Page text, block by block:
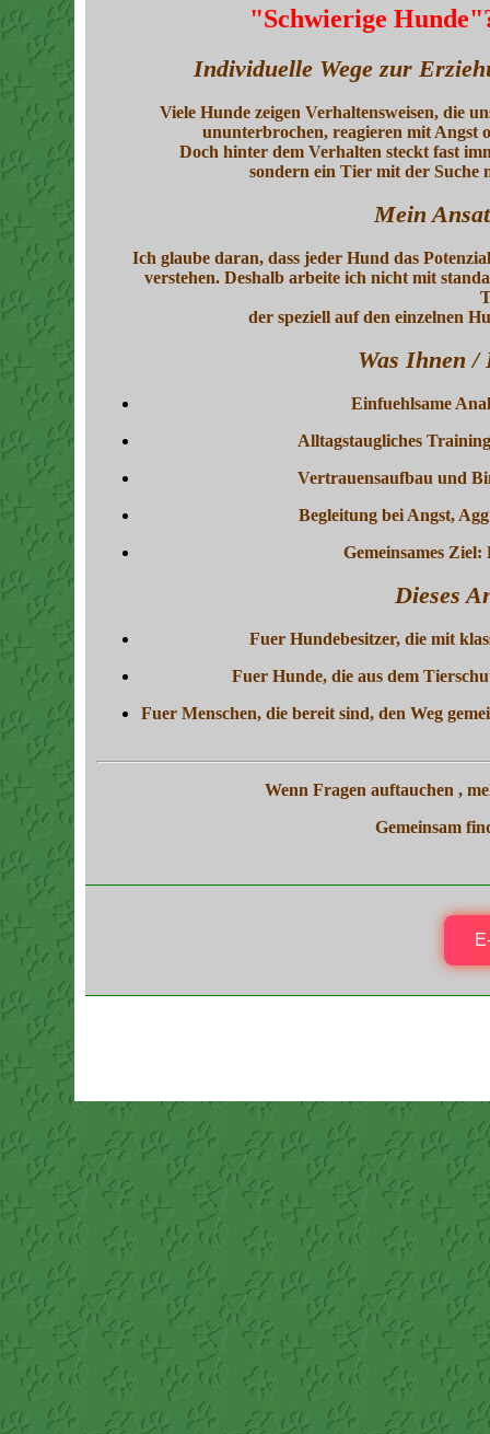
"Schwierige
Individuelle Wege zur
Viele Hunde zeigen Verhaltensweisen, die
ununterbrochen, reagieren mit Angst
Doch hinter dem Verhalten steckt fast
sondern ein Tier mit der Suche
Mein
Ich glaube daran, dass jeder Hund das
verstehen. Deshalb arbeite ich nicht mit
der speziell auf den einzelnen
Was Ihnen /
Einfuehlsame
Alltagstaugliches Training
Vertrauensaufbau und
Begleitung bei Angst,
Gemeinsames Ziel:
Dieses
Fuer Hundebesitzer, die mit
Fuer Hunde, die aus dem
Fuer Menschen, die bereit sind, den Weg
Wenn Fragen auftauchen ,
Gemeinsam